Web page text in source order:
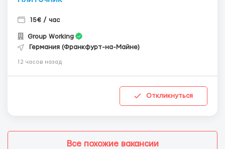
15€ / час
Group Working
Германия (Франкфурт-на-Майне)
12 часов назад
Откликнуться
Все похожие вакансии